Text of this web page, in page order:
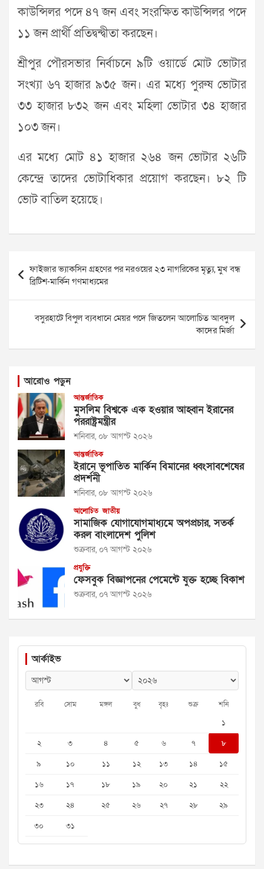
কাউন্সিলর পদে ৪৭ জন এবং সংরক্ষিত কাউন্সিলর পদে
১১ জন প্রার্থী প্রতিদ্বন্দ্বীতা করছেন।
শ্রীপুর পৌরসভার নির্বাচনে ৯টি ওয়ার্ডে মোট ভোটার
সংখ্যা ৬৭ হাজার ৯৩৫ জন। এর মধ্যে পুরুষ ভোটার
৩৩ হাজার ৮৩২ জন এবং মহিলা ভোটার ৩৪ হাজার
১০৩ জন।
এর মধ্যে মোট ৪১ হাজার ২৬৪ জন ভোটার ২৬টি
কেন্দ্রে তাদের ভোটাধিকার প্রয়োগ করছেন। ৮২ টি
ভোট বাতিল হয়েছে।
Post
navigation
ফাইজার ভ্যাকসিন গ্রহণের পর নরওয়ের ২৩ নাগরিকের মৃত্যু, মুখ বন্ধ
ব্রিটিশ-মার্কিন গণমাধ্যমের
বসুরহাটে বিপুল ব্যবধানে মেয়র পদে জিতলেন আলোচিত আবদুল
কাদের মির্জা
আরোও পড়ুন
আন্তর্জাতিক
মুসলিম বিশ্বকে এক হওয়ার আহ্বান ইরানের
পররাষ্ট্রমন্ত্রীর
শনিবার, ০৮ আগস্ট ২০২৬
আন্তর্জাতিক
ইরানে ভূপাতিত মার্কিন বিমানের ধ্বংসাবশেষের
প্রদর্শনী
শনিবার, ০৮ আগস্ট ২০২৬
আলোচিত জাতীয়
সামাজিক যোগাযোগমাধ্যমে অপপ্রচার, সতর্ক
করল বাংলাদেশ পুলিশ
শুক্রবার, ০৭ আগস্ট ২০২৬
প্রযুক্তি
ফেসবুক বিজ্ঞাপনের পেমেন্টে যুক্ত হচ্ছে বিকাশ
শুক্রবার, ০৭ আগস্ট ২০২৬
আর্কাইভ
রবি সোম মঙ্গল বুধ বৃহঃ শুক্র শনি
১
২
৩ ৪ ৫ ৬ ৭
৮
৯
১০ ১১ ১২ ১৩ ১৪
১৫
১৬
১৭ ১৮ ১৯ ২০ ২১
২২
২৩
২৪ ২৫ ২৬ ২৭ ২৮
২৯
৩০
৩১